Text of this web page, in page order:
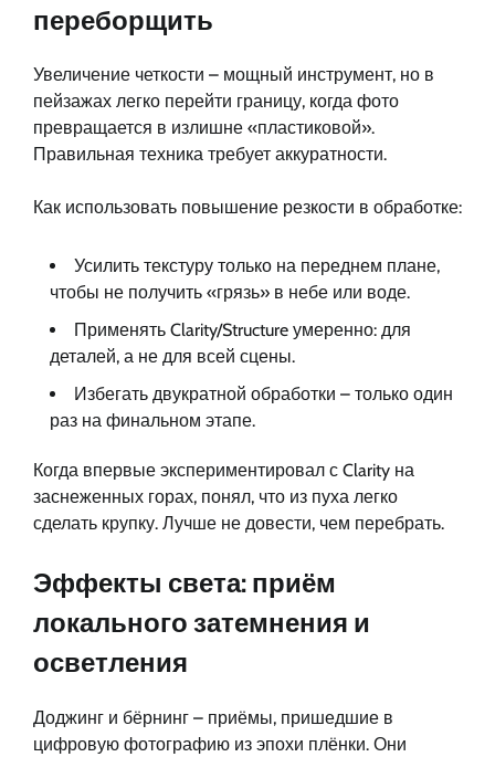
переборщить
Увеличение четкости – мощный инструмент, но в
пейзажах легко перейти границу, когда фото
превращается в излишне «пластиковой».
Правильная техника требует аккуратности.
Как использовать повышение резкости в обработке:
Усилить текстуру только на переднем плане,
чтобы не получить «грязь» в небе или воде.
Применять Clarity/Structure умеренно: для
деталей, а не для всей сцены.
Избегать двукратной обработки – только один
раз на финальном этапе.
Когда впервые экспериментировал с Clarity на
заснеженных горах, понял, что из пуха легко
сделать крупку. Лучше не довести, чем перебрать.
Эффекты света: приём
локального затемнения и
осветления
Доджинг и бёрнинг – приёмы, пришедшие в
цифровую фотографию из эпохи плёнки. Они